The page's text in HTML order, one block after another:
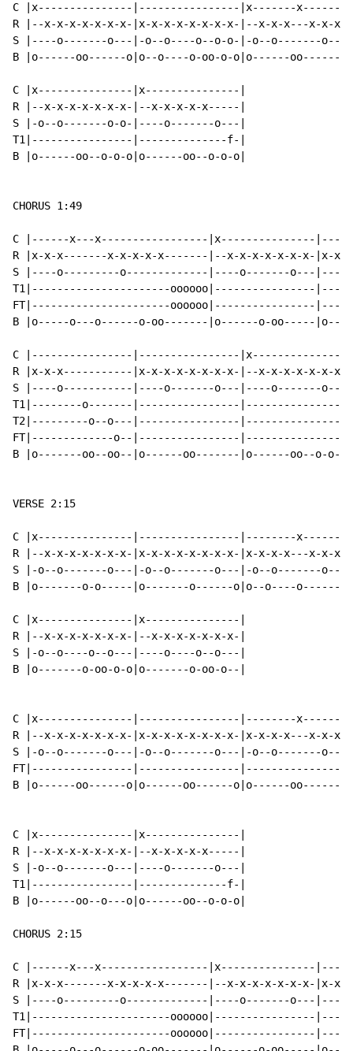
C |x---------------|----------------|x-------x-------
R |--x-x-x-x-x-x-x-|x-x-x-x-x-x-x-x-|--x-x-x---x-x-
S |----o-------o---|-o--o----o--o-o-|-o--o-------
B |o------oo------o|o--o----o-oo-o-o|o------oo------
C |x---------------|x---------------|
R |--x-x-x-x-x-x-x-|--x-x-x-x-x-----|
S |-o--o-------o-o-|----o-------o---|
T1|----------------|--------------f-|
B |o------oo--o-o-o|o------oo--o-o-o|
CHORUS 1:49
C |------x---x-----------------|x---------------
R |x-x-x-------x-x-x-x-x-------|--x-x-x-x-x-x-x-|x-x-
S |----o---------o-------------|----o-------o---|----
T1|----------------------oooooo|----------------
FT|----------------------oooooo|----------------
B |o-----o---o------o-oo-------|o------o-oo-----
C |----------------|----------------|x---------------|
R |x-x-x-----------|x-x-x-x-x-x-x-x-|--x-x-x-x-x-x-x-|
S |----o-----------|----o-------o---|----o-------o---|
T1|--------o-------|----------------|----------------|
T2|---------o--o---|----------------|----------------|
FT|-------------o--|----------------|----------------|
B |o-------oo--oo--|o------oo-------|o------oo--o-o-o|
VERSE 2:15
C |x---------------|----------------|--------x-------
R |--x-x-x-x-x-x-x-|x-x-x-x-x-x-x-x-|x-x-x-x---x-x-
S |-o--o-------o---|-o--o-------o---|-o--o-------
B |o-------o-o-----|o-------o------o|o--o----o------
C |x---------------|x---------------|
R |--x-x-x-x-x-x-x-|--x-x-x-x-x-x-x-|
S |-o--o----o--o---|----o----o--o---|
B |o-------o-oo-o-o|o-------o-oo-o--|
C |x---------------|----------------|--------
R |--x-x-x-x-x-x-x-|x-x-x-x-x-x-x-x-|x-x-x-x---x-
S |-o--o-------o---|-o--o-------o---|-o--o-------o---
FT|----------------|----------------|----------------
B |o------oo------o|o------oo------o|o------oo------
C |x---------------|x---------------|
R |--x-x-x-x-x-x-x-|--x-x-x-x-x-----|
S |-o--o-------o---|----o-------o---|
T1|----------------|--------------f-|
B |o------oo--o---o|o------oo--o-o-o|
CHORUS 2:15
C |------x---x-----------------|x---------------
R |x-x-x-------x-x-x-x-x-------|--x-x-x-x-x-x-x-|x-x-
S |----o---------o-------------|----o-------o---|----
T1|----------------------oooooo|----------------
FT|----------------------oooooo|----------------